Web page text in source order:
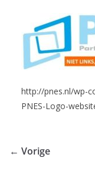
http://pnes.nl/wp-
PNES-Logo-
← Vorige